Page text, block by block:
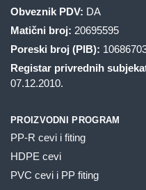
Obveznik PDV: DA
Matični broj: 20695595
Poreski broj (PIB):
Registar privrednih
07.12.2010.
PROIZVODNI PROGRAM
PP-R cevi i fiting
HDPE cevi
PVC cevi i PP fiting